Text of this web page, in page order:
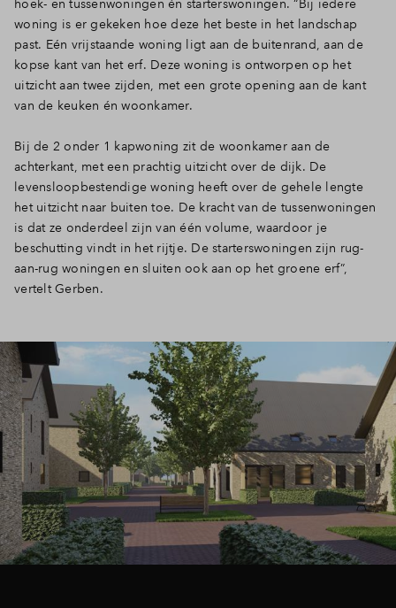
hoek- en tussenwoningen én starterswoningen. “Bij iedere
woning is er gekeken hoe deze het beste in het landschap
past. Eén vrijstaande woning ligt aan de buitenrand, aan de
kopse kant van het erf. Deze woning is ontworpen op het
uitzicht aan twee zijden, met een grote opening aan de kant
van de keuken én woonkamer.
Bij de 2 onder 1 kapwoning zit de woonkamer aan de
achterkant, met een prachtig uitzicht over de dijk. De
levensloopbestendige woning heeft over de gehele lengte
het uitzicht naar buiten toe. De kracht van de tussenwoningen
is dat ze onderdeel zijn van één volume, waardoor je
beschutting vindt in het rijtje. De starterswoningen zijn rug-
aan-rug woningen en sluiten ook aan op het groene erf”,
vertelt Gerben.